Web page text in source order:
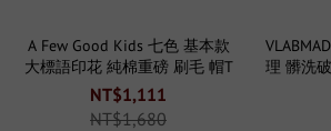
A Few Good Kids 七色 基本款
大標語印花 純棉重磅 刷毛 帽T
NT$1,111
NT$1,680
理 髒洗